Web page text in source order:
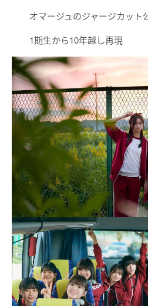
オマージュのジャージカット
1期生から10年越し再現 ​​​